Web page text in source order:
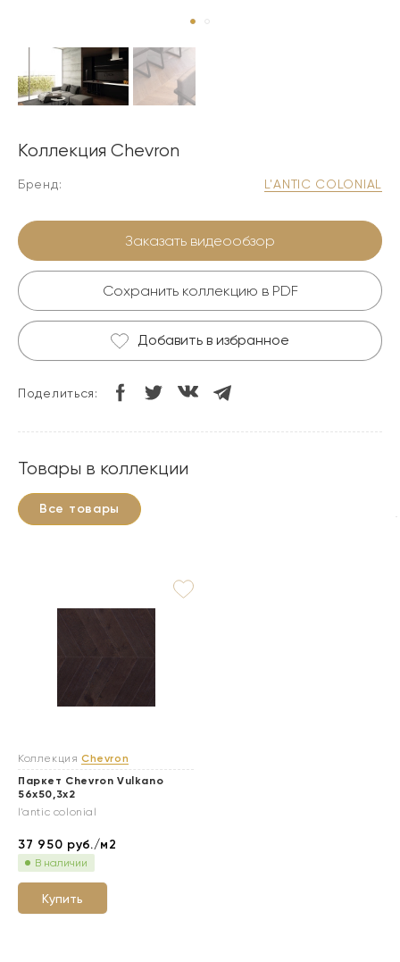
Коллекция Chevron
Бренд: L'ANTIC COLONIAL
Заказать видеообзор
Сохранить коллекцию в PDF
Добавить в избранное
Поделиться:
Товары в коллекции
Все товары
Коллекция Chevron
Паркет Chevron Vulkano
56x50,3x2
l'antic colonial
37 950 руб./м2
В наличии
Купить